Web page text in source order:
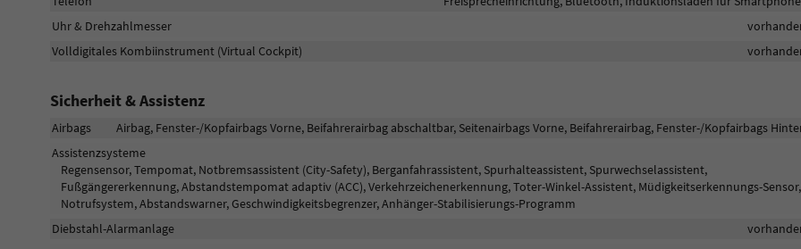
Uhr & Drehzahlmesser
Volldigitales Kombiinstrument (Virtual Cockpit)
Sicherheit & Assistenz
Airbags
Airbag, Fenster-/Kopfairbags Vorne, Beifahrerairbag abschaltbar, Seitenairbags Vorne, Beifahrerairbag, Fenster-/Kopfairbags
Assistenzsysteme
Regensensor, Tempomat, Notbremsassistent (City-Safety), Berganfahrassistent, Spurhalteassistent, Spurwechselassistent,
Fußgängererkennung, Abstandstempomat adaptiv (ACC), Verkehrzeichenerkennung, Toter-Winkel-Assistent, Müdigkeitserkennungs-Sensor,
Notrufsystem, Abstandswarner, Geschwindigkeitsbegrenzer, Anhänger-Stabilisierungs-Programm
Diebstahl-Alarmanlage